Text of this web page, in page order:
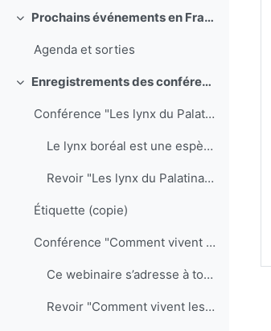
Replier Prochains événements en France
Agenda et sorties
Replier Enregistrements des conférences du Mooc Large Carnivores
Conférence "Les lynx du Palatinat et du massif d...
Le lynx boréal est une espèce ...
Revoir "Les lynx du Palatinat et du massif des Vosges"
Étiquette (copie)
Conférence "Comment vivent les loups ?" - vendre...
Ce webinaire s’adresse à tout pu...
Revoir "Comment vivent les loups"